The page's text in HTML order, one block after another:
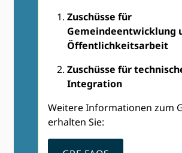
Zuschüsse für
Gemeindeentwicklung
Öffentlichkeitsarbeit
Zuschüsse für
Integration
Weitere Informationen zum
erhalten Sie: